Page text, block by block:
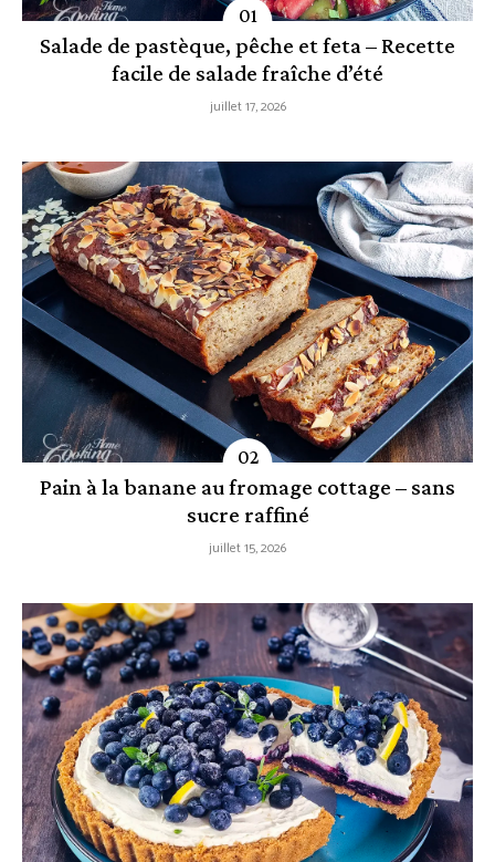
Salade de pastèque, pêche et feta – Recette
facile de salade fraîche d’été
juillet 17, 2026
Pain à la banane au fromage cottage – sans
sucre raffiné
juillet 15, 2026